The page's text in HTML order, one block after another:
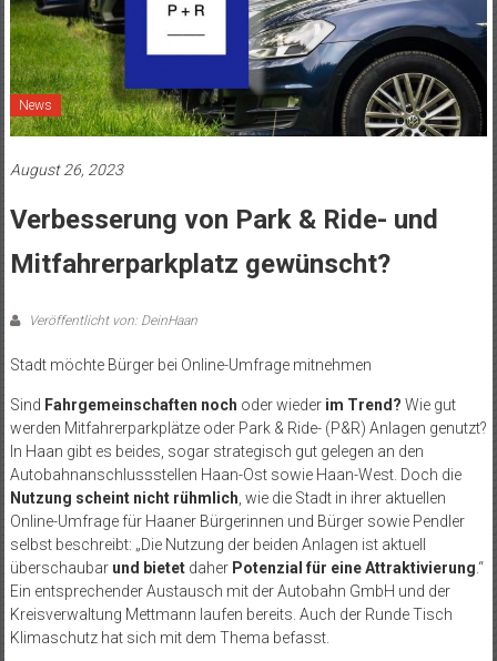
News
August 26, 2023
Verbesserung von Park & Ride- und
Mitfahrerparkplatz gewünscht?
Veröffentlicht von: DeinHaan
Stadt möchte Bürger bei Online-Umfrage mitnehmen
Sind Fahrgemeinschaften noch oder wieder im Trend? Wie gut
werden Mitfahrerparkplätze oder Park & Ride- (P&R) Anlagen genutzt?
In Haan gibt es beides, sogar strategisch gut gelegen an den
Autobahnanschlussstellen Haan-Ost sowie Haan-West. Doch die
Nutzung scheint nicht rühmlich , wie die Stadt in ihrer aktuellen
Online-Umfrage für Haaner Bürgerinnen und Bürger sowie Pendler
selbst beschreibt: „Die Nutzung der beiden Anlagen ist aktuell
überschaubar und bietet daherPotenzial für eine Attraktivierung .“
Ein entsprechender Austausch mit der Autobahn GmbH und der
Kreisverwaltung Mettmann laufen bereits. Auch der Runde Tisch
Klimaschutz hat sich mit dem Thema befasst.